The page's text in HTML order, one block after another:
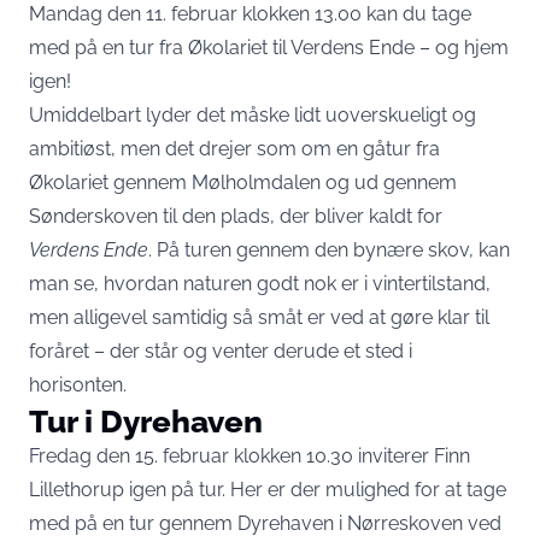
Mandag den 11. februar klokken 13.00 kan du tage
med på en tur fra Økolariet til Verdens Ende – og hjem
igen!
Umiddelbart lyder det måske lidt uoverskueligt og
ambitiøst, men det drejer som om en gåtur fra
Økolariet gennem Mølholmdalen og ud gennem
Sønderskoven til den plads, der bliver kaldt for
Verdens Ende. På turen gennem den bynære skov, kan
man se, hvordan naturen godt nok er i vintertilstand,
men alligevel samtidig så småt er ved at gøre klar til
foråret – der står og venter derude et sted i
horisonten.
Tur i Dyrehaven
Fredag den 15. februar klokken 10.30 inviterer Finn
Lillethorup igen på tur. Her er der mulighed for at tage
med på en tur gennem Dyrehaven i Nørreskoven ved